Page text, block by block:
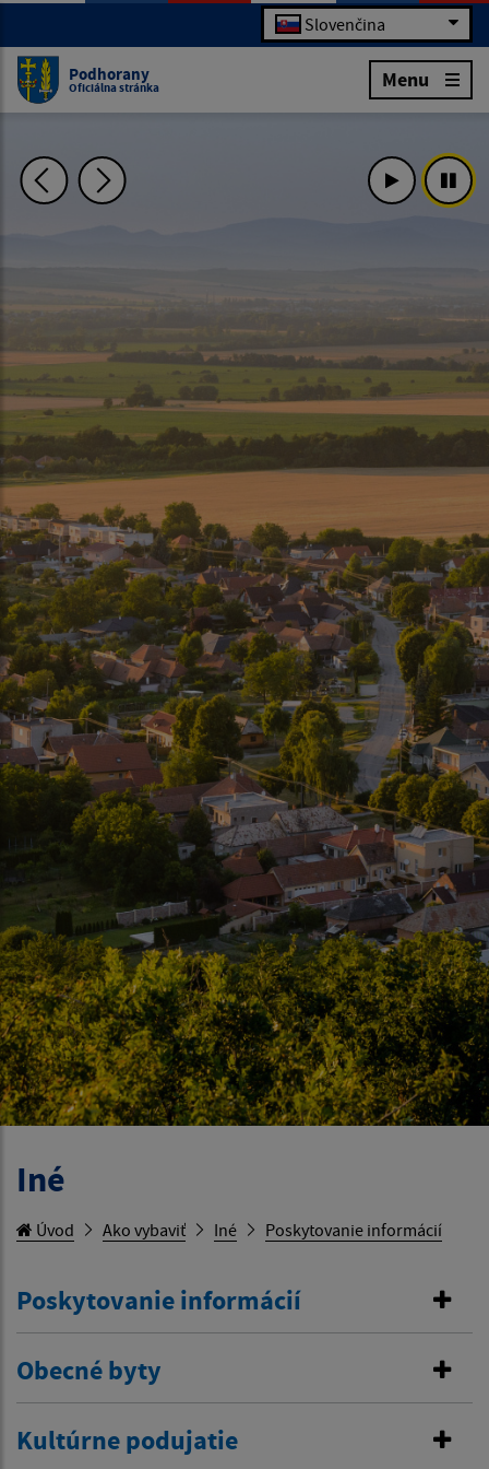
Slovenčina
Podhorany
Oficiálna stránka Menu
Iné
Úvod Ako vybaviť Iné Poskytovanie informácií
Poskytovanie informácií
Obecné byty
Kultúrne podujatie